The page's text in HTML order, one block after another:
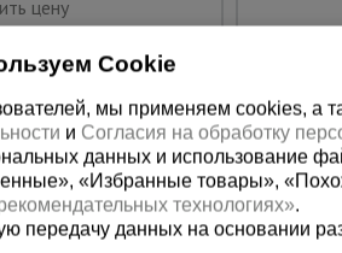
цену
Cookie
мы применяем cookies, а
и Согласия на обработку
данных и использование
«Избранные товары»,
технологиях».
передачу данных на основании